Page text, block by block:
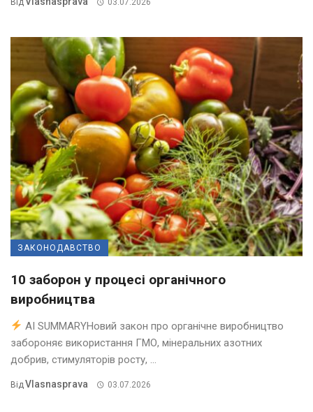
Від 03.07.2026
ЗАКОНОДАВСТВО
10 заборон у процесі органічного
виробництва
AI SUMMARYНовий закон про органічне виробництво
забороняє використання ГМО, мінеральних азотних
добрив, стимуляторів росту, ...
Від Vlasnasprava 03.07.2026